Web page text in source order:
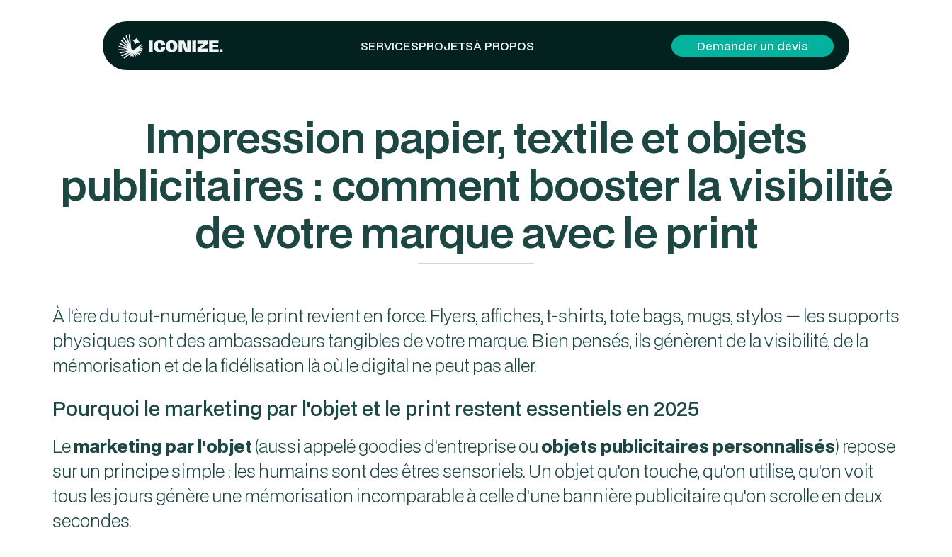
SERVICESPROJETSÀ PROPOS Demander un devis
Impression papier, textile et objets
publicitaires : comment booster la visibilité
de votre marque avec le print
À l'ère du tout-numérique, le print revient en force. Flyers, affiches, t-shirts, tote bags, mugs, stylos — les supports
physiques sont des ambassadeurs tangibles de votre marque. Bien pensés, ils génèrent de la visibilité, de la
mémorisation et de la fidélisation là où le digital ne peut pas aller.
Pourquoi le marketing par l'objet et le print restent essentiels en 2025
Lemarketing par l'objet(aussi appelé goodies d'entreprise ouobjets publicitaires personnalisés) repose
sur un principe simple : les humains sont des êtres sensoriels. Un objet qu'on touche, qu'on utilise, qu'on voit
tous les jours génère une mémorisation incomparable à celle d'une bannière publicitaire qu'on scrolle en deux
secondes.